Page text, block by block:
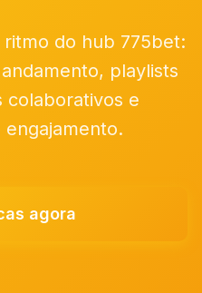
do hub 775bet:
playlists
colaborativos e
engajamento.
agora